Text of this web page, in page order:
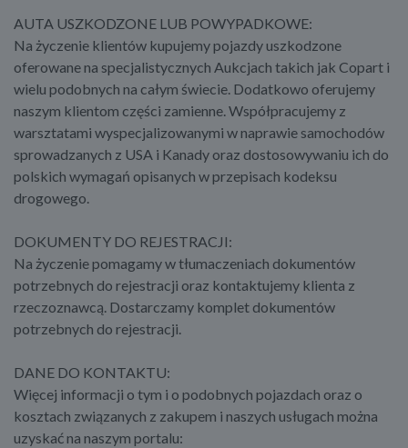
AUTA USZKODZONE LUB POWYPADKOWE:
Na życzenie klientów kupujemy pojazdy uszkodzone
oferowane na specjalistycznych Aukcjach takich jak Copart i
wielu podobnych na całym świecie. Dodatkowo oferujemy
naszym klientom części zamienne. Współpracujemy z
warsztatami wyspecjalizowanymi w naprawie samochodów
sprowadzanych z USA i Kanady oraz dostosowywaniu ich do
polskich wymagań opisanych w przepisach kodeksu
drogowego.
DOKUMENTY DO REJESTRACJI:
Na życzenie pomagamy w tłumaczeniach dokumentów
potrzebnych do rejestracji oraz kontaktujemy klienta z
rzeczoznawcą. Dostarczamy komplet dokumentów
potrzebnych do rejestracji.
DANE DO KONTAKTU:
Więcej informacji o tym i o podobnych pojazdach oraz o
kosztach związanych z zakupem i naszych usługach można
uzyskać na naszym portalu: